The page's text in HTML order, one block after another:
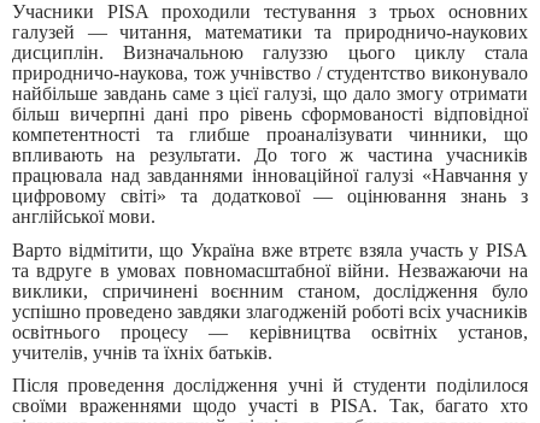
Учасники PISA проходили тестування з трьох основних
галузей — читання, математики та природничо-наукових
дисциплін. Визначальною галуззю цього циклу стала
природничо-наукова, тож учнівство / студентство виконувало
найбільше завдань саме з цієї галузі, що дало змогу отримати
більш вичерпні дані про рівень сформованості відповідної
компетентності та глибше проаналізувати чинники, що
впливають на результати. До того ж частина учасників
працювала над завданнями інноваційної галузі «Навчання у
цифровому світі» та додаткової — оцінювання знань з
англійської мови.
Варто відмітити, що Україна вже втретє взяла участь у PISA
та вдруге в умовах повномасштабної війни. Незважаючи на
виклики, спричинені воєнним станом, дослідження було
успішно проведено завдяки злагодженій роботі всіх учасників
освітнього процесу — керівництва освітніх установ,
учителів, учнів та їхніх батьків.
Після проведення дослідження учні й студенти поділилося
своїми враженнями щодо участі в PISA. Так, багато хто